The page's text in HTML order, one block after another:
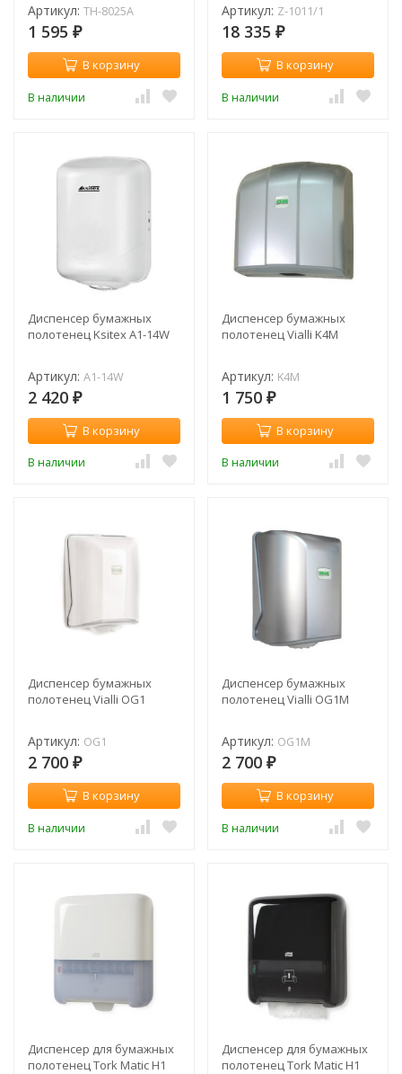
Артикул: ТН-8025A
1 595 ₽
В корзину
В наличии
Артикул: Z-1011/1
18 335 ₽
В корзину
В наличии
Диспенсер бумажных
полотенец Ksitex A1-14W
Артикул: A1-14W
2 420 ₽
В корзину
В наличии
Диспенсер бумажных
полотенец Vialli K4M
Артикул: K4M
1 750 ₽
В корзину
В наличии
Диспенсер бумажных
полотенец Vialli OG1
Артикул: OG1
2 700 ₽
В корзину
В наличии
Диспенсер бумажных
полотенец Vialli OG1M
Артикул: OG1M
2 700 ₽
В корзину
В наличии
Диспенсер для бумажных
полотенец Tork Matic H1
Диспенсер для бумажных
полотенец Tork Matic H1